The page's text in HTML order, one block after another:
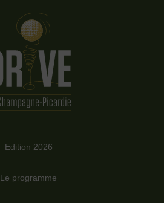
Edition 2026
Le programme